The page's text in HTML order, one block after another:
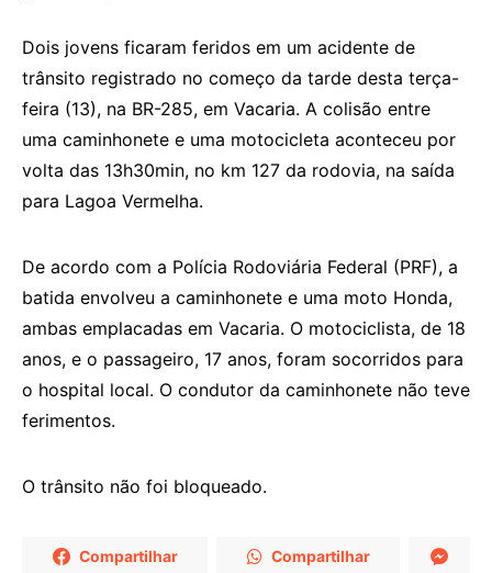
Dois jovens ficaram feridos em um acidente de
trânsito registrado no começo da tarde desta terça-
feira (13), na BR-285, em Vacaria. A colisão entre
uma caminhonete e uma motocicleta aconteceu por
volta das 13h30min, no km 127 da rodovia, na saída
para Lagoa Vermelha.
De acordo com a Polícia Rodoviária Federal (PRF), a
batida envolveu a caminhonete e uma moto Honda,
ambas emplacadas em Vacaria. O motociclista, de 18
anos, e o passageiro, 17 anos, foram socorridos para
o hospital local. O condutor da caminhonete não teve
ferimentos.
O trânsito não foi bloqueado.
Compartilhar Compartilhar